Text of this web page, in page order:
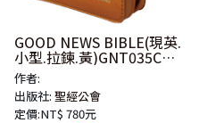
GOOD NEWS BIBLE(現英.
小型.拉鍊.黃)GNT035CZ-
OR
作者:
出版社:聖經公會
定價:NT$ 780元